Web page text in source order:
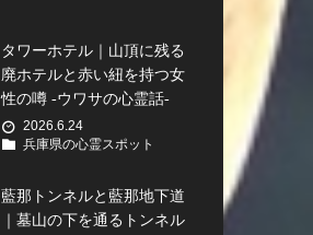
タワーホテル｜山頂に残る
廃ホテルと赤い紐を持つ女
性の噂 -ウワサの心霊話-
2026.6.24
兵庫県の心霊スポット
藍那トンネルと藍那地下道
｜墓山の下を通るトンネル